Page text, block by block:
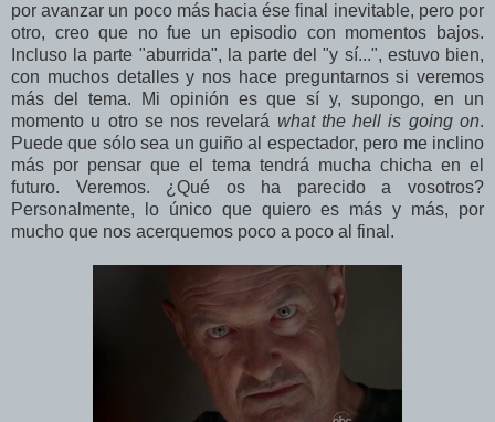
por avanzar un poco más hacia ése final inevitable, pero por
otro, creo que no fue un episodio con momentos bajos.
Incluso la parte "aburrida", la parte del "y sí...", estuvo bien,
con muchos detalles y nos hace preguntarnos si veremos
más del tema. Mi opinión es que sí y, supongo, en un
momento u otro se nos revelará what the hell is going on.
Puede que sólo sea un guiño al espectador, pero me inclino
más por pensar que el tema tendrá mucha chicha en el
futuro. Veremos. ¿Qué os ha parecido a vosotros?
Personalmente, lo único que quiero es más y más, por
mucho que nos acerquemos poco a poco al final.